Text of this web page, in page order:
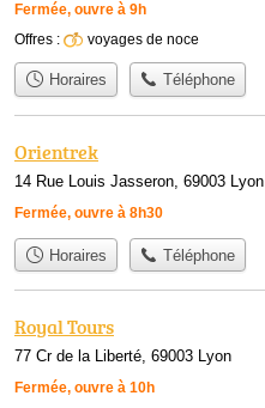
Fermée, ouvre à 9h
Offres : voyages de noce
Horaires Téléphone
Orientrek
14 Rue Louis Jasseron, 69003 Lyon
Fermée, ouvre à 8h30
Horaires Téléphone
Royal Tours
77 Cr de la Liberté, 69003 Lyon
Fermée, ouvre à 10h